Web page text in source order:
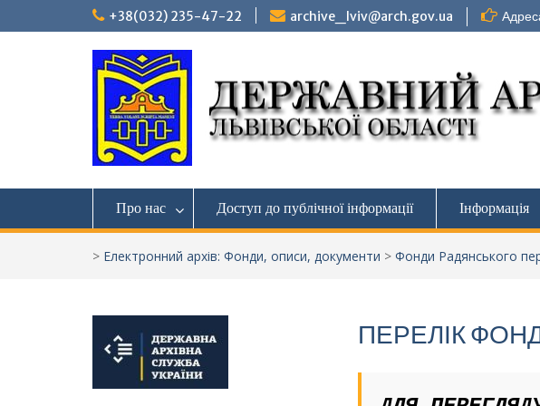
до
+38(032) 235-47-22 archive_lviv@arch.gov.ua
Про нас Доступ до публічної інформації Інформація
> Електронний архів: Фонди, описи, документи > Фонди Радянського
ПЕРЕЛІК